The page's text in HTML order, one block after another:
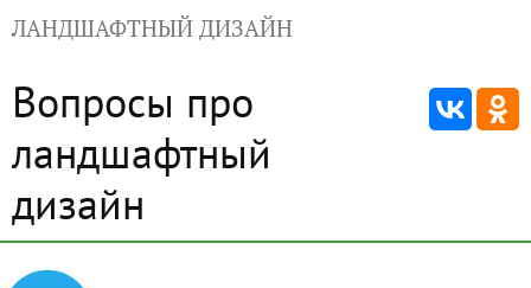
ЛАНДШАФТНЫЙ ДИЗАЙН
Вопросы про
ландшафтный
дизайн